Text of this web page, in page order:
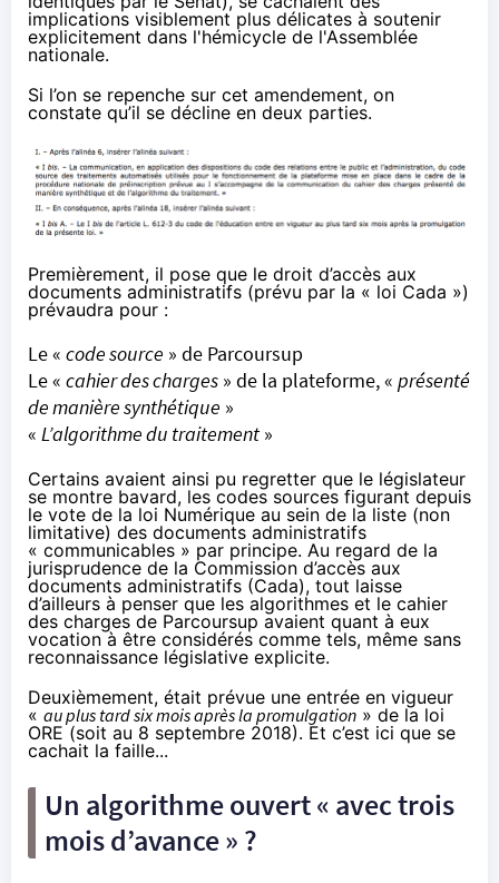
implications visiblement plus délicates à soutenir
explicitement dans l'hémicycle de l'Assemblée
nationale.
Si l’on se repenche sur cet amendement, on
constate qu’il se décline en deux parties.
Premièrement, il pose que le droit d’accès aux
documents administratifs (prévu par la « loi Cada »)
prévaudra pour :
Le « code source » de Parcoursup
Le « cahier des charges » de la plateforme, « présenté
de manière synthétique »
« L’algorithme du traitement »
Certains avaient ainsi pu regretter que le législateur
se montre bavard, les codes sources figurant depuis
le vote de la loi Numérique au sein de la liste (non
limitative) des documents administratifs
« communicables » par principe. Au regard de la
jurisprudence de la Commission d’accès aux
documents administratifs (Cada), tout laisse
d’ailleurs à penser que les algorithmes et le cahier
des charges de Parcoursup avaient quant à eux
vocation à être considérés comme tels, même sans
reconnaissance législative explicite.
Deuxièmement, était prévue une entrée en vigueur
« au plus tard six mois après la promulgation » de la loi
ORE (soit au 8 septembre 2018). Et c’est ici que se
cachait la faille...
Un algorithme ouvert « avec trois
mois d’avance » ?